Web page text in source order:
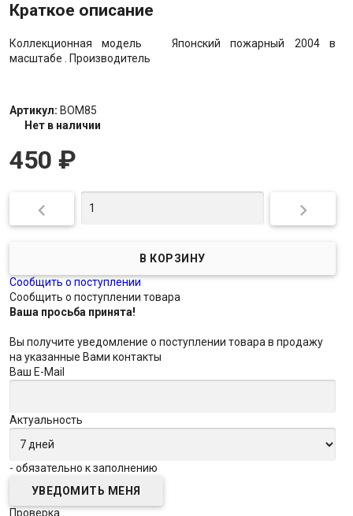
Краткое описание
Коллекционная модель Японский пожарный 2004 в
масштабе . Производитель
Артикул: BOM85
Нет в наличии
450 ₽
 
Сообщить о поступлении
Сообщить о поступлении товара
Ваша просьба принята!
Вы получите уведомление о поступлении товара в продажу
на указанные Вами контакты
Ваш E-Mail
Актуальность
- обязательно к заполнению
Проверка...